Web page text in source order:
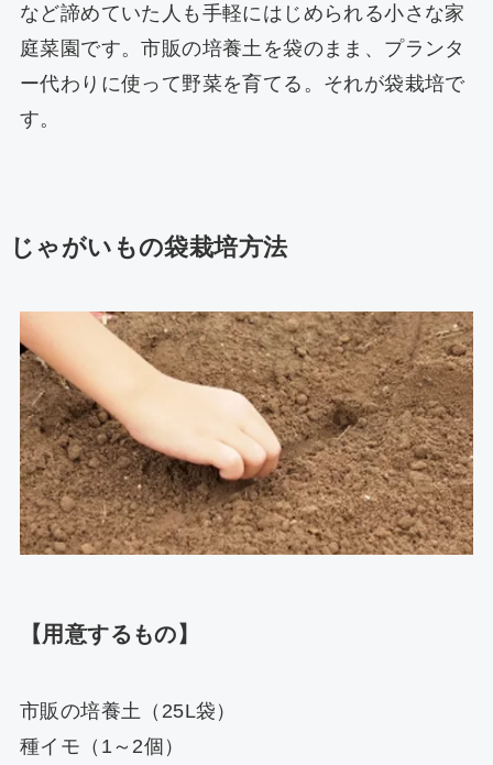
など諦めていた人も手軽にはじめられる小さな家
庭菜園です。市販の培養土を袋のまま、プランタ
ー代わりに使って野菜を育てる。それが袋栽培で
す。
じゃがいもの袋栽培方法
【用意するもの】
市販の培養土（25L袋）
種イモ（1～2個）